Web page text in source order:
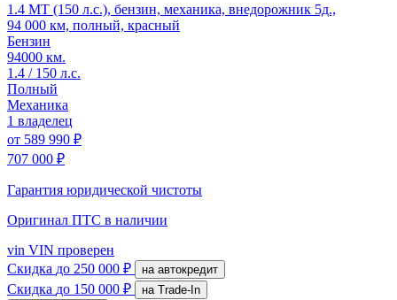
1.4 MT (150 л.с.), бензин, механика, внедорожник 5д.,
94 000 км, полный, красный
Бензин
94000 км.
1.4 / 150 л.с.
Полный
Механика
1 владелец
от 589 990 ₽
707 000 ₽
Гарантия юридической чистоты
Оригинал ПТС в наличии
vin VIN проверен
Скидка до 250 000 ₽ на автокредит
Скидка до 150 000 ₽
на Trade-In